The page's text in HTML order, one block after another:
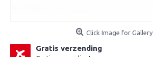
Click Image for Gallery
Gratis verzending